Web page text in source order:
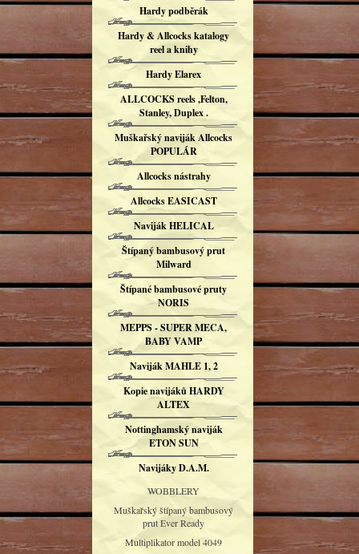
Hardy podběrák
Hardy & Allcocks katalogy
reel a knihy
Hardy Elarex
ALLCOCKS reels ,Felton,
Stanley, Duplex .
Muškařský naviják Allcocks
POPULÁR
Allcocks nástrahy
Allcocks EASICAST
Naviják HELICAL
Štípaný bambusový prut
Milward
Štípané bambusové pruty
NORIS
MEPPS - SUPER MECA,
BABY VAMP
Naviják MAHLE 1, 2
Kopie navijáků HARDY
ALTEX
Nottinghamský naviják
ETON SUN
Navijáky D.A.M.
WOBBLERY
Muškařský štípaný bambusový
prut Ever Ready
Multiplikator model 4049